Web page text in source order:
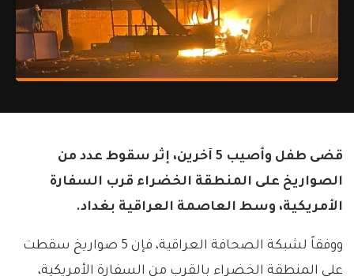
قضى طفل وأصيب 5 آخرين، إثر سقوط عدد من
الصواريخ على المنطقة الخضراء قرب السفارة
الأمريكية، وسط العاصمة العراقية بغداد.
ووفقاً لشبكة الصحافة العراقية، فإن 5 صواريخ سقطت
على المنطقة الخضراء بالقرب من السفارة الأمريكية،